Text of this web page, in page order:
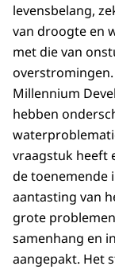
levensbelang,
van droogte en
met die van
Millennium
hebben
vraagstuk heeft
de toenemende
aantasting van
grote
samenhang en
aangepakt. Het